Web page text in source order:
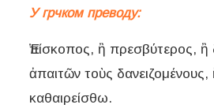
У грчком преводу:
Ἐπίσκοπος, ἢ πρεσβύτερος, ἢ
ἀπαιτῶν τοὺς
καθαιρείσθω.